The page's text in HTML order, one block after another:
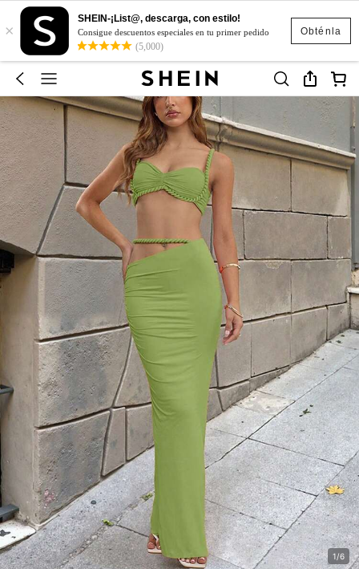
Obténla
×
SHEIN-¡List@, descarga, con estilo!
Consigue descuentos especiales en tu primer pedido
(5,000)
1/6